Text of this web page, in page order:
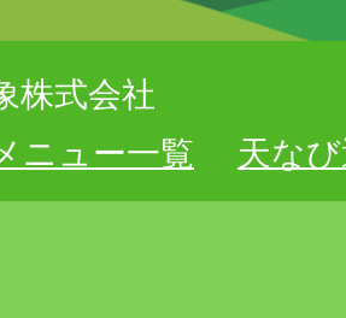
株式会社
ニュー一覧
天な